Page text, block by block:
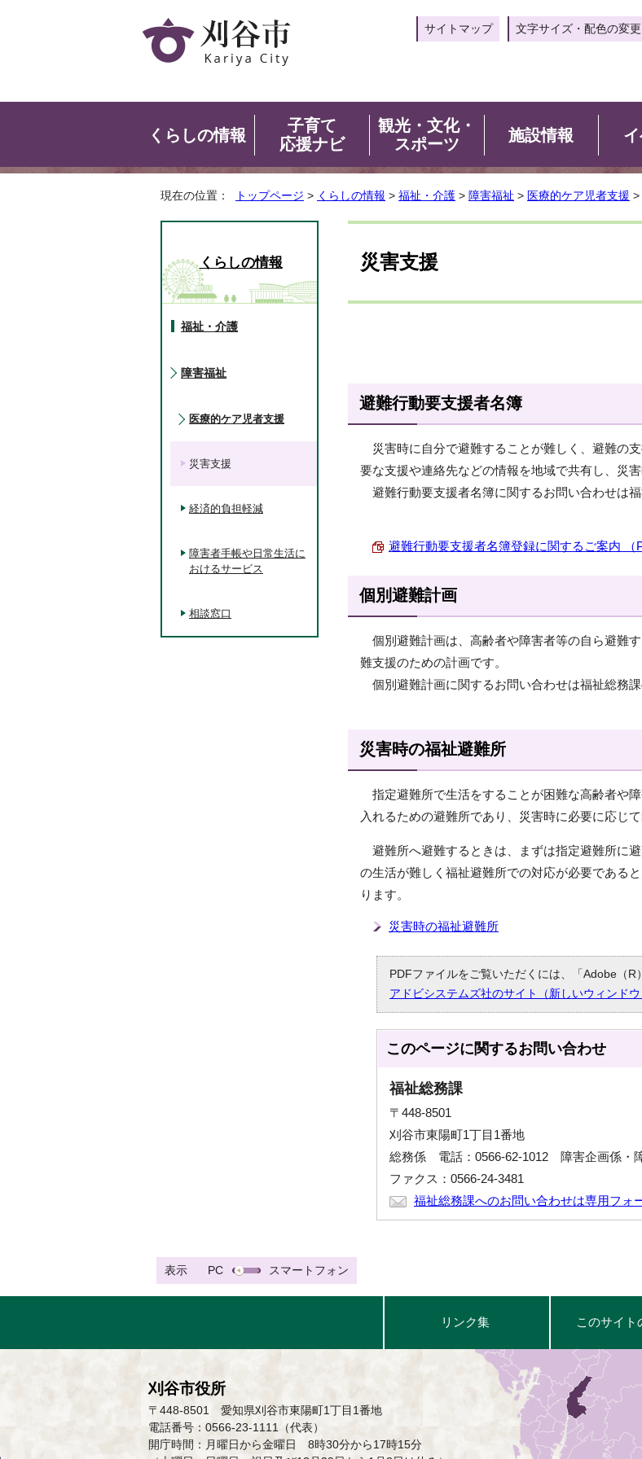
サイトマップ 文字サイズ・配色の変更
くらしの情報
子育て
応援ナビ
観光・文化・
スポーツ
施設情報
現在の位置： トップページ > くらしの情報 > 福祉・介護 > 障害福祉 > 医療的ケア児者支援 >
災害支援
避難行動要支援者名簿
災害時に自分で避難することが難しく、避難の
要な支援や連絡先などの情報を地域で共有し、災
避難行動要支援者名簿に関するお問い合わせは福
避難行動要支援者名簿登録に関するご案内 （
個別避難計画
個別避難計画は、高齢者や障害者等の自ら避難
難支援のための計画です。
個別避難計画に関するお問い合わせは福祉総務課
災害時の福祉避難所
指定避難所で生活をすることが困難な高齢者や
入れるための避難所であり、災害時に必要に応じ
避難所へ避難するときは、まずは指定避難所に
の生活が難しく福祉避難所での対応が必要である
ります。
災害時の福祉避難所
PDFファイルをご覧いただくには、「Adobe（
アドビシステムズ社のサイト（新しいウィンドウ
このページに関するお問い合わせ
福祉総務課
〒448-8501
刈谷市東陽町1丁目1番地
総務係 電話：0566-62-1012 障害企画係・
ファクス：0566-24-3481
福祉総務課へのお問い合わせは専用フォ
くらしの情報
福祉・介護
障害福祉
医療的ケア児者支援
災害支援
経済的負担軽減
障害者手帳や日常生活に
おけるサービス
相談窓口
表示 PC スマートフォン
リンク集 このサイト
刈谷市役所
〒448-8501 愛知県刈谷市東陽町1丁目1番地
電話番号：0566-23-1111（代表）
開庁時間：月曜日から金曜日 8時30分から17時15分